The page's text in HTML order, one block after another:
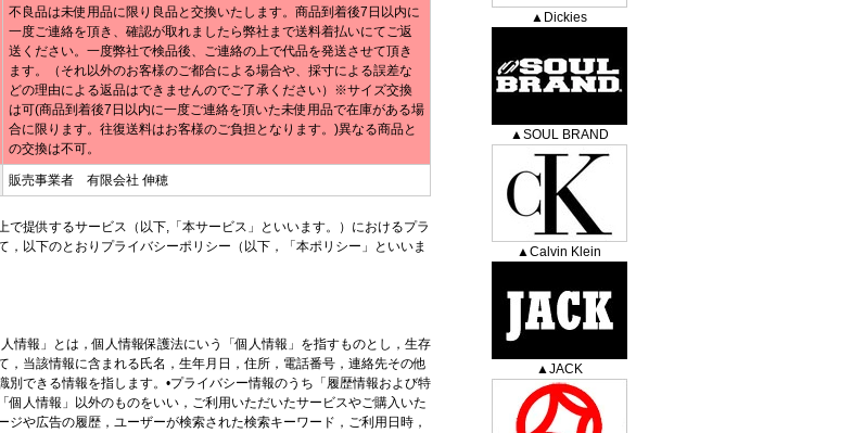
不良品は未使用品に限り良品と交換いたします。商品到着後7日以内に
一度ご連絡を頂き、確認が取れましたら弊社まで送料着払いにてご返
送ください。一度弊社で検品後、ご連絡の上で代品を発送させて頂き
ます。（それ以外のお客様のご都合による場合や、採寸による誤差な
どの理由による返品はできませんのでご了承ください）※サイズ交換
は可(商品到着後7日以内に一度ご連絡を頂いた未使用品で在庫がある場
合に限ります。往復送料はお客様のご負担となります。)異なる商品と
の交換は不可。
販売事業者 有限会社 伸穂
で提供するサービス（以下,「本サービス」といいます。）におけるプラ
，以下のとおりプライバシーポリシー（以下，「本ポリシー」といいま
情報」とは，個人情報保護法にいう「個人情報」を指すものとし，生存
，当該情報に含まれる氏名，生年月日，住所，電話番号，連絡先その他
別できる情報を指します。•プライバシー情報のうち「履歴情報および特
個人情報」以外のものをいい，ご利用いただいたサービスやご購入いた
ジや広告の履歴，ユーザーが検索された検索キーワード，ご利用日時，
▲Dickies
▲SOUL BRAND
▲Calvin Klein
▲JACK